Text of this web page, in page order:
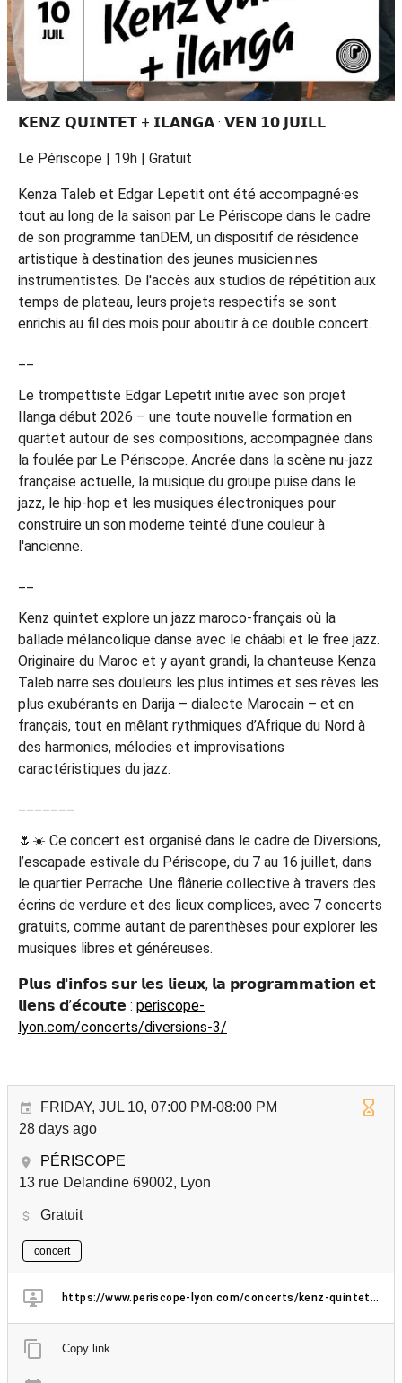
𝗞𝗘𝗡𝗭 𝗤𝗨𝗜𝗡𝗧𝗘𝗧 + 𝗜𝗟𝗔𝗡𝗚𝗔 · 𝗩𝗘𝗡 𝟭𝟬 𝗝𝗨𝗜𝗟𝗟
Le Périscope | 19h | Gratuit
Kenza Taleb et Edgar Lepetit ont été accompagné·es
tout au long de la saison par Le Périscope dans le cadre
de son programme tanDEM, un dispositif de résidence
artistique à destination des jeunes musicien·nes
instrumentistes. De l'accès aux studios de répétition aux
temps de plateau, leurs projets respectifs se sont
enrichis au fil des mois pour aboutir à ce double concert.
Le trompettiste Edgar Lepetit initie avec son projet
Ilanga début 2026 – une toute nouvelle formation en
quartet autour de ses compositions, accompagnée dans
la foulée par Le Périscope. Ancrée dans la scène nu-jazz
française actuelle, la musique du groupe puise dans le
jazz, le hip-hop et les musiques électroniques pour
construire un son moderne teinté d'une couleur à
l'ancienne.
Kenz quintet explore un jazz maroco-français où la
ballade mélancolique danse avec le châabi et le free jazz.
Originaire du Maroc et y ayant grandi, la chanteuse Kenza
Taleb narre ses douleurs les plus intimes et ses rêves les
plus exubérants en Darija – dialecte Marocain – et en
français, tout en mêlant rythmiques d’Afrique du Nord à
des harmonies, mélodies et improvisations
caractéristiques du jazz.
🌷☀️ Ce concert est organisé dans le cadre de Diversions,
l’escapade estivale du Périscope, du 7 au 16 juillet, dans
le quartier Perrache. Une flânerie collective à travers des
écrins de verdure et des lieux complices, avec 7 concerts
gratuits, comme autant de parenthèses pour explorer les
musiques libres et généreuses.
𝗣𝗹𝘂𝘀 𝗱'𝗶𝗻𝗳𝗼𝘀 𝘀𝘂𝗿 𝗹𝗲𝘀 𝗹𝗶𝗲𝘂𝘅, 𝗹𝗮 𝗽𝗿𝗼𝗴𝗿𝗮𝗺𝗺𝗮𝘁𝗶𝗼𝗻 𝗲𝘁
𝗹𝗶𝗲𝗻𝘀 𝗱’𝗲́𝗰𝗼𝘂𝘁𝗲 : periscope-
lyon.com/concerts/diversions-3/
FRIDAY, JUL 10, 07:00 PM-08:00 PM
28 days ago
PÉRISCOPE
13 rue Delandine 69002, Lyon
Gratuit
concert
https://www.periscope-lyon.com/concerts/kenz-quintet-ilanga/
Copy link